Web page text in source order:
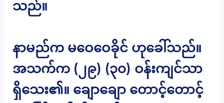
သည်။
နာမည်က မဝေဝေခိုင် ဟုခေါ်သည်။
အသက်က (၂၉) (၃၀) ဝန်းကျင်သာ
ရှိသေး၏။ ချောချော တောင့်တောင့်